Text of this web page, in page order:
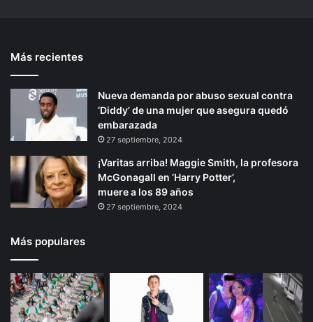
Más recientes
Nueva demanda por abuso sexual contra
‘Diddy’ de una mujer que asegura quedó
embarazada
27 septiembre, 2024
¡Varitas arriba! Maggie Smith, la profesora
McGonagall en ‘Harry Potter’,
muere a los 89 años
27 septiembre, 2024
Más populares